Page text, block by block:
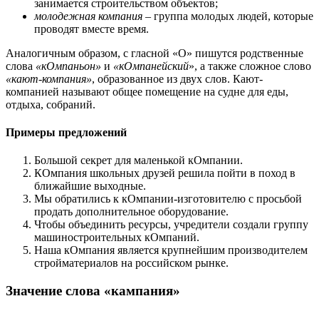
занимается строительством объектов;
молодежная компания – группа молодых людей, которые
проводят вместе время.
Аналогичным образом, с гласной «О» пишутся родственные
слова «кОмпаньон» и «кОмпанейский», а также сложное слово
«кают-компания», образованное из двух слов. Кают-
компанией называют общее помещение на судне для еды,
отдыха, собраний.
Примеры предложений
Большой секрет для маленькой кОмпании.
КОмпания школьных друзей решила пойти в поход в
ближайшие выходные.
Мы обратились к кОмпании-изготовителю с просьбой
продать дополнительное оборудование.
Чтобы объединить ресурсы, учредители создали группу
машиностроительных кОмпаний.
Наша кОмпания является крупнейшим производителем
стройматериалов на российском рынке.
Значение слова «кампания»